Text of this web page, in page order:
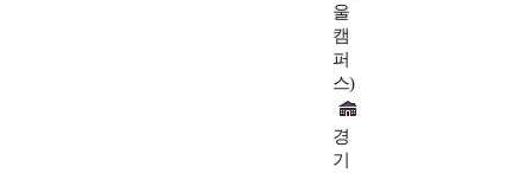
울
캠
퍼
스)
경
기